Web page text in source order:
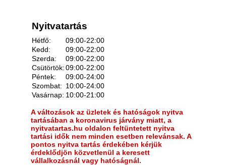
Nyitvatartás
Hétfő:
09:00-22:00
Kedd:
09:00-22:00
Szerda:
09:00-22:00
Csütörtök:09:00-22:00
Péntek:
09:00-24:00
Szombat: 10:00-24:00
Vasárnap: 10:00-21:00
A változások az üzletek és hatóságok nyitva
tartásában a koronavirus járvány miatt, a
nyitvatartas.hu oldalon feltüntetett nyitva
tartási idők nem minden esetben relevánsak. A
pontos nyitva tartás érdekében kérjük
érdeklődjön közvetlenül a keresett
vállalkozásnál vagy hatóságnál.